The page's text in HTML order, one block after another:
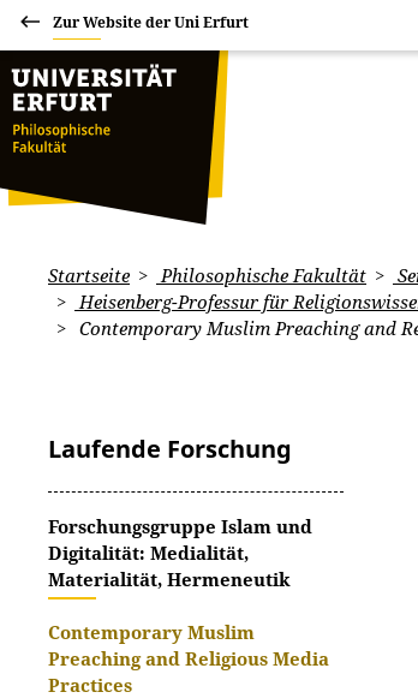
Zur Website der Uni Erfurt
Startseite Philosophische Fakultät
Heisenberg-Professur für
Contemporary Muslim Preaching and
Laufende Forschung
Forschungsgruppe Islam und
Digitalität: Medialität,
Materialität, Hermeneutik
Contemporary Muslim
Preaching and Religious Media
Practices